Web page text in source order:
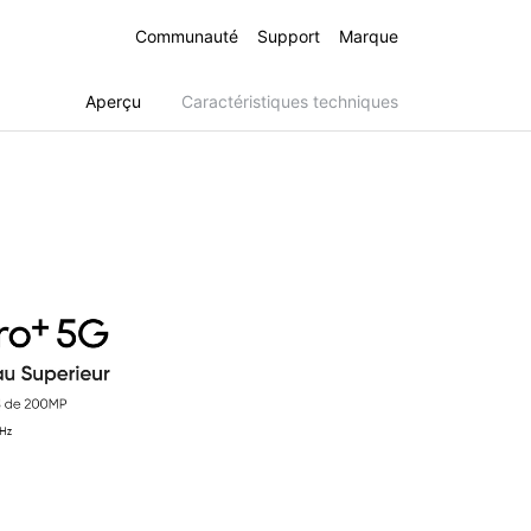
realme C75
Communauté Support Marque
Aperçu Caractéristiques techniques